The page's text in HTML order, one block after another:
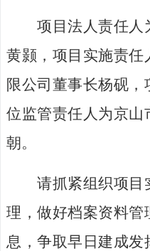
项目法人责任人
黄颢，项目实施责任
限公司 董事长杨砚
位监管责任人为京山
朝。
请抓紧组织项目
理，做好档案资料
息，争取早日建成